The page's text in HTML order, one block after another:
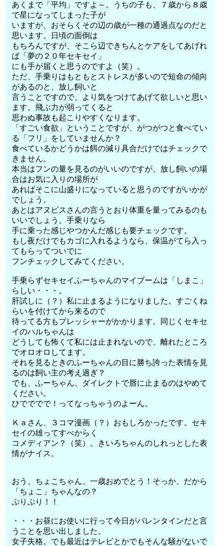
あくまで「平均」ですよ～。うちの子も、７歳から８歳
で星になってしまった子が
いますが、おそらくその辺の歳が一種の通過点なのだと
思います。日頃の面倒は
もちろんですが、そこら辺できちんとケアをしてあげれ
ば「夢の２０年セキセイ」
にも手が届くと思うのですよ（笑）。
ただ、手乗りはもともとストレスが多いので短命の傾向
があるのと、放し飼いと
言うことですので、より気をつけてあげて欲しいと思い
ます。飛ぶ力が弱ってくると
思わぬ事故も起こりやすくなります。
「すごい食欲」ということですが、がつがつと食べてい
る「フリ」をしていませんか？
食べているかどうかは餌の減り具合だけではチェックで
きません。
本当はフンの量を見るのがいいのですが、放し飼いの場
合はお気に入りの場所が
あればそこに山盛りになっていると思うのですがいかが
でしょう。
あとはアヌビスさんの言うとおり体重を量ってみるのも
いいでしょう。手乗りなら
手に乗った感じやつかんだ感じも要チェックです。
もし夜だけでもカゴに入れるようなら、保温がてら入っ
てもらってついでに
フンチェックしてみてください。
手乗らずセキセイふーちゃんのマイブームは「しまこ」
らしい・・・。
肝試しに（？）私に止まるようになりました。すごくね
らいを付けてから来るので
待ってる方もプレッシャーがかかります。同じくセキセ
イのハルちゃんは
どうしても怖くて私には止まれないので、離れたところ
でオロオロしてます。
それを見るときのふーちゃんの目に勝ち誇った表情を見
るのは飼い主の考え過ぎ？
でも、ふーちゃん、ダイレクトで唇に止まるのはやめて
ください。
ひでででで！ってなっちゃうのよーん。
Ｋａさん、３コマ漫画（？）おもしろかったです。セキ
セイの雄ってすべからく
コメディアン？（笑）。きいろちゃんのしれっとした表
情がナイス。
おう、ちょこちゃん、一歳おめでとう！そっか、だから
「ちょこ」ちゃんなの？
ぷりぷり！！
・・・お昼にお使いに行って今日がバレンタインだと言
うことを思い出しました。
女子失格。でも最近はテレビとかでもそんな騒がないで